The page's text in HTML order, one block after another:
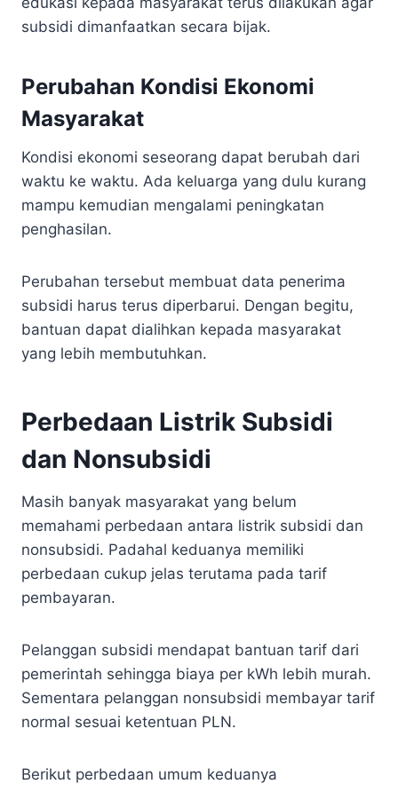
subsidi dimanfaatkan secara bijak.
Perubahan Kondisi Ekonomi
Masyarakat
Kondisi ekonomi seseorang dapat berubah dari
waktu ke waktu. Ada keluarga yang dulu kurang
mampu kemudian mengalami peningkatan
penghasilan.
Perubahan tersebut membuat data penerima
subsidi harus terus diperbarui. Dengan begitu,
bantuan dapat dialihkan kepada masyarakat
yang lebih membutuhkan.
Perbedaan Listrik Subsidi
dan Nonsubsidi
Masih banyak masyarakat yang belum
memahami perbedaan antara listrik subsidi dan
nonsubsidi. Padahal keduanya memiliki
perbedaan cukup jelas terutama pada tarif
pembayaran.
Pelanggan subsidi mendapat bantuan tarif dari
pemerintah sehingga biaya per kWh lebih murah.
Sementara pelanggan nonsubsidi membayar tarif
normal sesuai ketentuan PLN.
Berikut perbedaan umum keduanya